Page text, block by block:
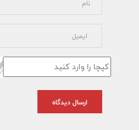
ارسال دیدگاه